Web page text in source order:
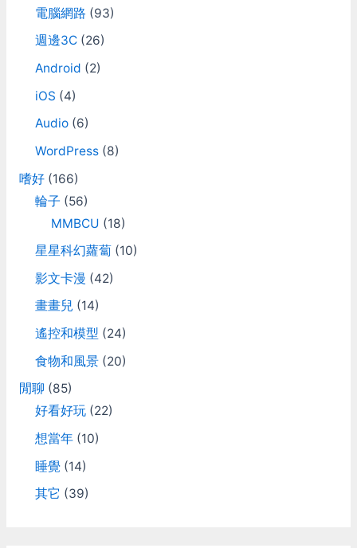
電腦網路 (93)
週邊3C(26)
Android (2)
iOS (4)
Audio(6)
WordPress(8)
嗜好(166)
輪子 (56)
MMBCU (18)
星星科幻蘿蔔(10)
影文卡漫 (42)
畫畫兒 (14)
遙控和模型 (24)
食物和風景(20)
閒聊 (85)
好看好玩(22)
想當年(10)
睡覺(14)
其它 (39)